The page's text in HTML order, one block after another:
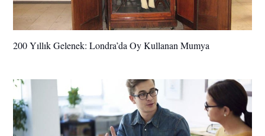
200 Yıllık Gelenek: Londra’da Oy Kullanan Mumya